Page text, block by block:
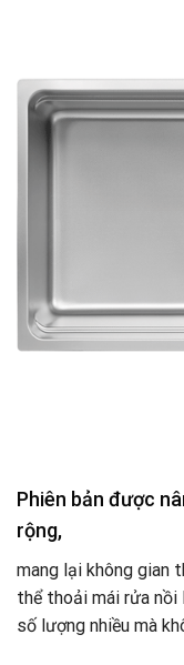
Phiên bản được
rộng,
mang lại không gian
thể thoải mái rửa nồi
số lượng nhiều mà